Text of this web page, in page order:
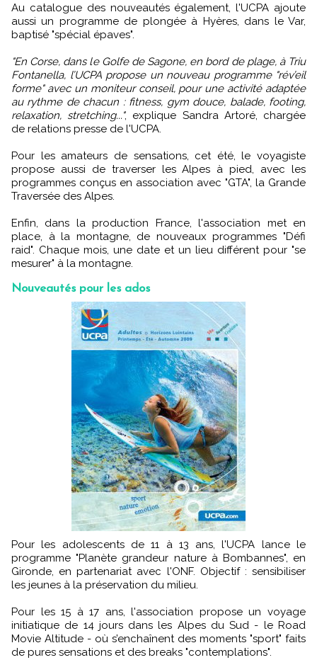
Au catalogue des nouveautés également, l'UCPA ajoute
aussi un programme de plongée à Hyères, dans le Var,
baptisé "spécial épaves".
"En Corse, dans le Golfe de Sagone, en bord de plage, à Triu
Fontanella, l’UCPA propose un nouveau programme "rév’eil
forme" avec un moniteur conseil, pour une activité adaptée
au rythme de chacun : fitness, gym douce, balade, footing,
relaxation, stretching...", explique Sandra Artoré, chargée
de relations presse de l'UCPA.
Pour les amateurs de sensations, cet été, le voyagiste
propose aussi de traverser les Alpes à pied, avec les
programmes conçus en association avec "GTA", la Grande
Traversée des Alpes.
Enfin, dans la production France, l'association met en
place, à la montagne, de nouveaux programmes "Défi
raid". Chaque mois, une date et un lieu différent pour "se
mesurer" à la montagne.
Nouveautés pour les ados
Pour les adolescents de 11 à 13 ans, l'UCPA lance le
programme "Planète grandeur nature à Bombannes", en
Gironde, en partenariat avec l'ONF. Objectif : sensibiliser
les jeunes à la préservation du milieu.
Pour les 15 à 17 ans, l'association propose un voyage
initiatique de 14 jours dans les Alpes du Sud - le Road
Movie Altitude - où s’enchaînent des moments "sport" faits
de pures sensations et des breaks "contemplations".